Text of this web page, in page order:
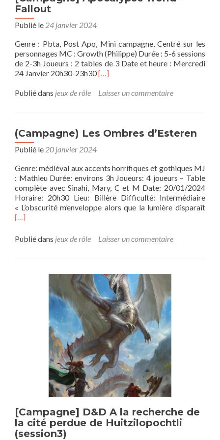
Fallout
Publié le 24 janvier 2024
Genre : Pbta, Post Apo, Mini campagne, Centré sur les
personnages MC : Growth (Philippe) Durée : 5-6 sessions
de 2-3h Joueurs : 2 tables de 3 Date et heure : Mercredi
24 Janvier 20h30-23h30En
plus
–
[…]
Publié dans jeux de rôle Laisser un commentaire
(Campagne) Les Ombres d’Esteren
Publié le 20 janvier 2024
Genre: médiéval aux accents horrifiques et gothiques MJ
: Mathieu Durée: environs 3h Joueurs: 4 joueurs – Table
complète avec Sinahi, Mary, C et M Date: 20/01/2024
Horaire: 20h30 Lieu: Billère Difficulté: Intermédiaire
« L’obscurité m’enveloppe alors que la lumière disparaîtEn
[…]
Publié dans jeux de rôle Laisser un commentaire
[Campagne] D&D A la recherche de
la cité perdue de Huitzilopochtli
(session3)